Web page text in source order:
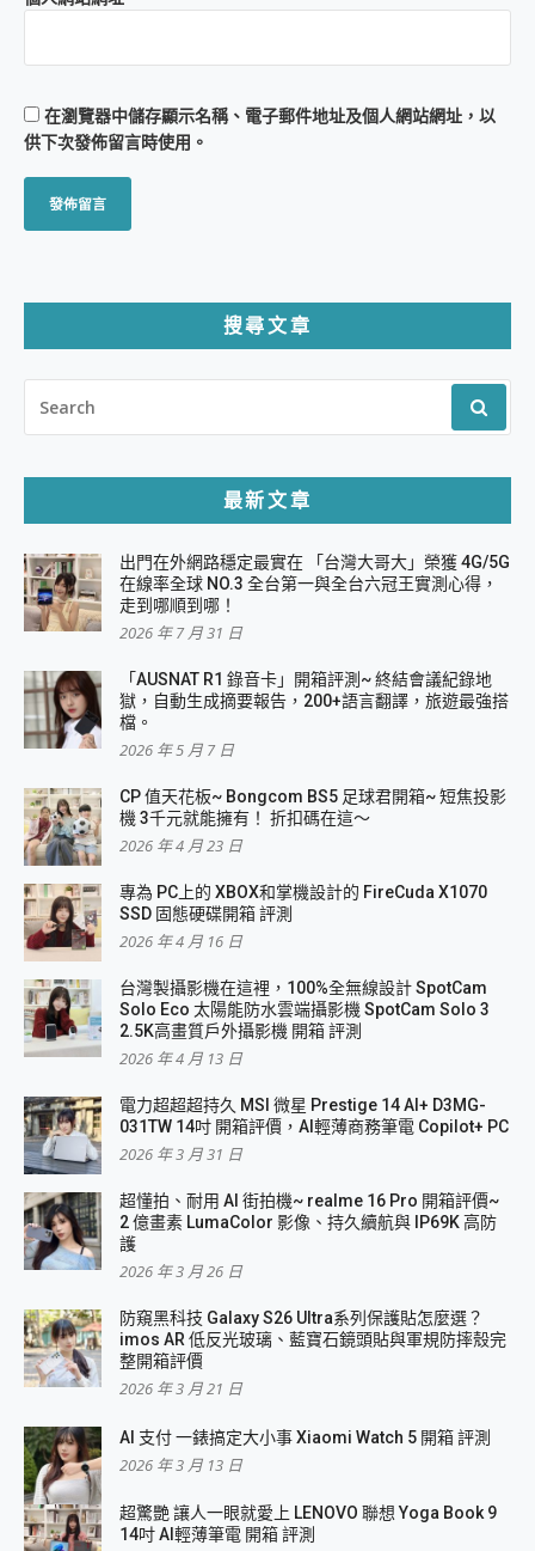
在瀏覽器中儲存顯示名稱、電子郵件地址及個人網站網址，以
供下次發佈留言時使用。
搜尋文章
FOR:
最新文章
出門在外網路穩定最實在 「台灣大哥大」榮獲 4G/5G
在線率全球 NO.3 全台第一與全台六冠王實測心得，
走到哪順到哪！
2026 年 7 月 31 日
「AUSNAT R1 錄音卡」開箱評測~ 終結會議紀錄地
獄，自動生成摘要報告，200+語言翻譯，旅遊最強搭
檔。
2026 年 5 月 7 日
CP 值天花板~ Bongcom BS5 足球君開箱~ 短焦投影
機 3千元就能擁有！ 折扣碼在這～
2026 年 4 月 23 日
專為 PC上的 XBOX和掌機設計的 FireCuda X1070
SSD 固態硬碟開箱 評測
2026 年 4 月 16 日
台灣製攝影機在這裡，100%全無線設計 SpotCam
Solo Eco 太陽能防水雲端攝影機 SpotCam Solo 3
2.5K高畫質戶外攝影機 開箱 評測
2026 年 4 月 13 日
電力超超超持久 MSI 微星 Prestige 14 AI+ D3MG-
031TW 14吋 開箱評價，AI輕薄商務筆電 Copilot+ PC
2026 年 3 月 31 日
超懂拍、耐用 AI 街拍機~ realme 16 Pro 開箱評價~
2 億畫素 LumaColor 影像、持久續航與 IP69K 高防
護
2026 年 3 月 26 日
防窺黑科技 Galaxy S26 Ultra系列保護貼怎麼選？
imos AR 低反光玻璃、藍寶石鏡頭貼與軍規防摔殼完
整開箱評價
2026 年 3 月 21 日
AI 支付 一錶搞定大小事 Xiaomi Watch 5 開箱 評測
2026 年 3 月 13 日
超驚艷 讓人一眼就愛上 LENOVO 聯想 Yoga Book 9
14吋 AI輕薄筆電 開箱 評測